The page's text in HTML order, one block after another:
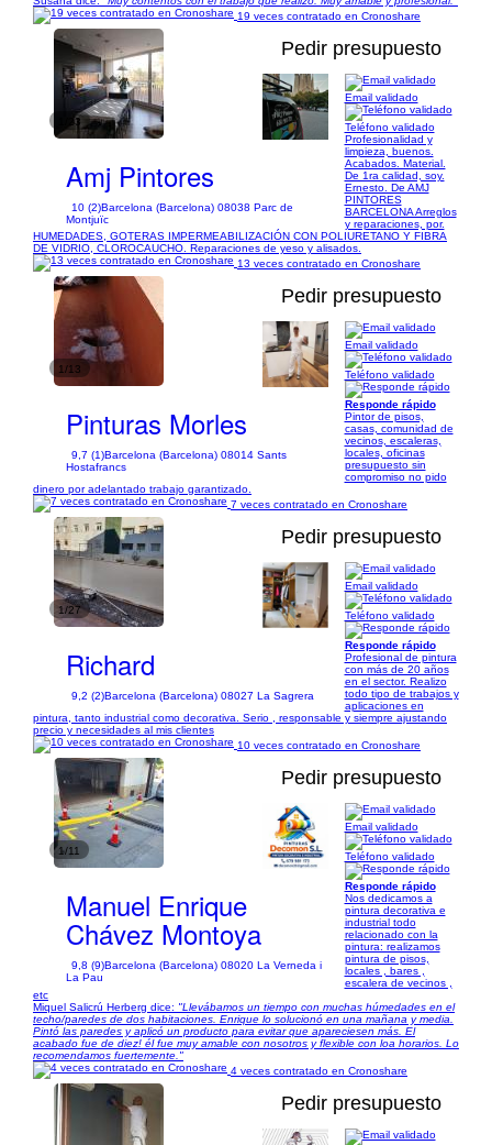
19 veces contratado en Cronoshare
1/23
Pedir presupuesto
Amj Pintores
10 (2)Barcelona (Barcelona) 08038 Parc de
Montjuïc
Email validado
Teléfono validado
Profesionalidad y
limpieza, buenos.
Acabados. Material.
De 1ra calidad, soy.
Ernesto. De AMJ
PINTORES
BARCELONA Arreglos
y reparaciones, por.
HUMEDADES, GOTERAS IMPERMEABILIZACIÓN CON POLIURETANO Y FIBRA
DE VIDRIO, CLOROCAUCHO. Reparaciones de yeso y alisados.
13 veces contratado en Cronoshare
1/13
Pedir presupuesto
Pinturas Morles
9,7 (1)Barcelona (Barcelona) 08014 Sants
Hostafrancs
Email validado
Teléfono validado
Responde rápido
Pintor de pisos,
casas, comunidad de
vecinos, escaleras,
locales, oficinas
presupuesto sin
compromiso no pido
dinero por adelantado trabajo garantizado.
7 veces contratado en Cronoshare
1/27
Pedir presupuesto
Richard
9,2 (2)Barcelona (Barcelona) 08027 La Sagrera
Email validado
Teléfono validado
Responde rápido
Profesional de pintura
con más de 20 años
en el sector. Realizo
todo tipo de trabajos y
aplicaciones en
pintura, tanto industrial como decorativa. Serio , responsable y siempre ajustando
precio y necesidades al mis clientes
10 veces contratado en Cronoshare
1/11
Pedir presupuesto
Manuel Enrique
Chávez Montoya
9,8 (9)Barcelona (Barcelona) 08020 La Verneda i
La Pau
Email validado
Teléfono validado
Responde rápido
Nos dedicamos a
pintura decorativa e
industrial todo
relacionado con la
pintura: realizamos
pintura de pisos,
locales , bares ,
escalera de vecinos ,
etc
Miquel Salicrú Herberg dice: "Llevábamos un tiempo con muchas húmedades en el
techo/paredes de dos habitaciones. Enrique lo solucionó en una mañana y media.
Pintó las paredes y aplicó un producto para evitar que apareciesen más. El
acabado fue de diez! él fue muy amable con nosotros y flexible con loa horarios. Lo
recomendamos fuertemente."
4 veces contratado en Cronoshare
Pedir presupuesto